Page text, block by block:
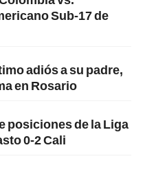
Sub-17 de
adiós a su padre,
en Rosario
posiciones de la Liga
0-2 Cali